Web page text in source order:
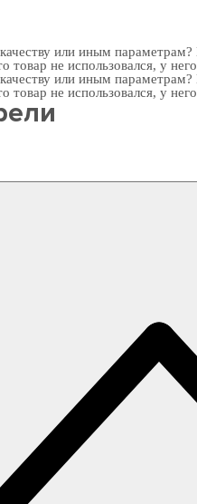
или иным
не использовался, у
или иным
не использовался, у